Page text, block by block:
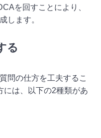
を回すことにより、
します。
る
問の仕方を工夫するこ
には、以下の2種類があ